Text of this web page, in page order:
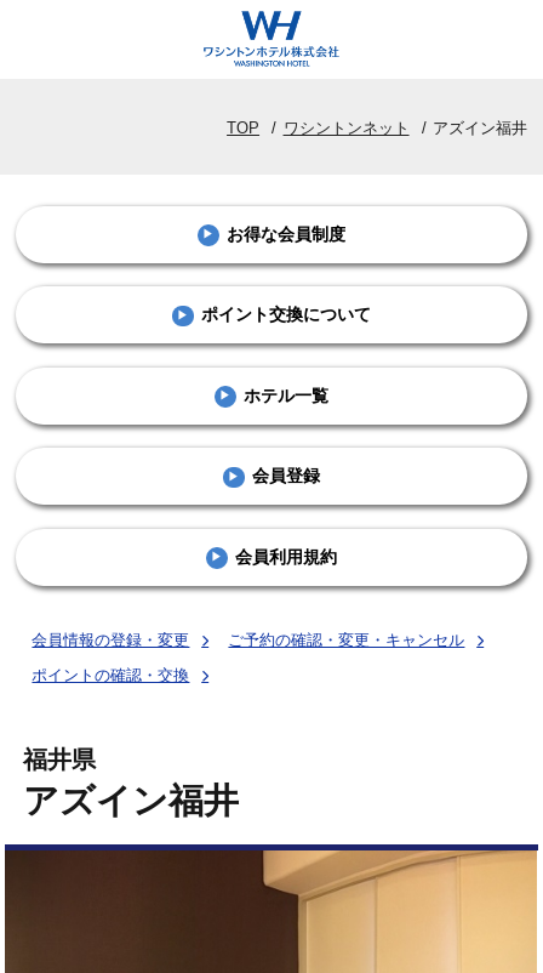
TOP ワシントンネット アズイン福井
お得な会員制度
ポイント交換について
ホテル一覧
会員登録
会員利用規約
会員情報の登録・変更
ご予約の確認・変更・キャンセル
ポイントの確認・交換
福井県
アズイン福井
企業情報
空室検索窓
ホテルをお選びください
検索する
HOTELS LIST
東京
東海･北陸
中国・四国